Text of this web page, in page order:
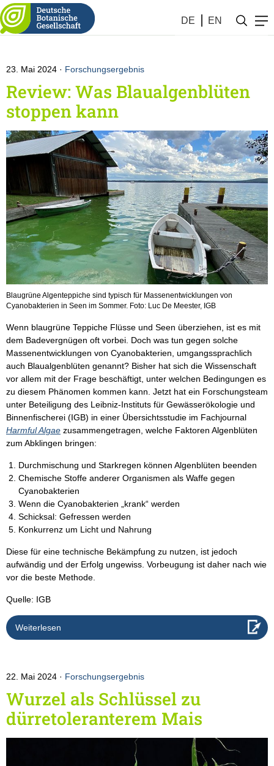
DE EN
Botanik KW #21 (2024)
23. Mai 2024 Forschungsergebnis
Review: Was Blaualgenblüten
stoppen kann
Blaugrüne Algenteppiche sind typisch für Massenentwicklungen von
Cyanobakterien in Seen im Sommer. Foto: Luc De Meester, IGB
Wenn blaugrüne Teppiche Flüsse und Seen überziehen, ist es mit
dem Badevergnügen oft vorbei. Doch was tun gegen solche
Massenentwicklungen von Cyanobakterien, umgangssprachlich
auch Blaualgenblüten genannt? Bisher hat sich die Wissenschaft
vor allem mit der Frage beschäftigt, unter welchen Bedingungen es
zu diesem Phänomen kommen kann. Jetzt hat ein Forschungsteam
unter Beteiligung des Leibniz-Instituts für Gewässerökologie und
Binnenfischerei (IGB) in einer Übersichtsstudie im Fachjournal
Harmful Algae zusammengetragen, welche Faktoren Algenblüten
zum Abklingen bringen:
Durchmischung und Starkregen können Algenblüten beenden
Chemische Stoffe anderer Organismen als Waffe gegen
Cyanobakterien
Wenn die Cyanobakterien „krank“ werden
Schicksal: Gefressen werden
Konkurrenz um Licht und Nahrung
Diese für eine technische Bekämpfung zu nutzen, ist jedoch
aufwändig und der Erfolg ungewiss. Vorbeugung ist daher nach wie
vor die beste Methode.
Quelle: IGB
Weiterlesen
22. Mai 2024 Forschungsergebnis
Wurzel als Schlüssel zu
dürretoleranterem Mais